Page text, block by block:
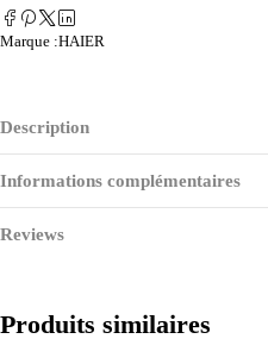
Marque :HAIER
Description
Informations complémentaires
Reviews
Produits similaires